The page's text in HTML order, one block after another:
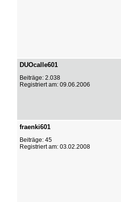
DUOcalle601
Beiträge: 2.038
Registriert am: 09.06.2006
fraenki601
Beiträge: 45
Registriert am: 03.02.2008